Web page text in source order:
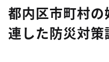
都内区市町村
連した防災対策